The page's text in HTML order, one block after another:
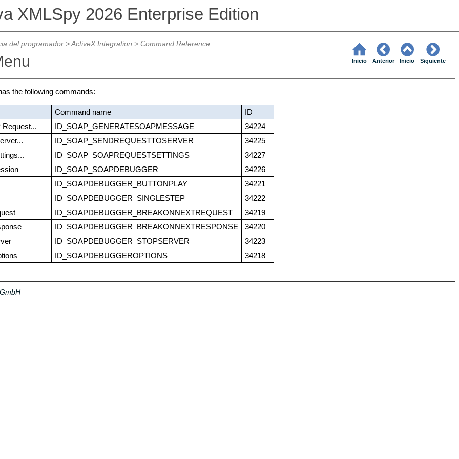
XMLSpy 2026 Enterprise Edition
del programador>ActiveX Integration > Command Reference
Inicio Anterior Inicio Siguiente
the following commands:
Command name
ID
ID_SOAP_GENERATESOAPMESSAGE
34224
ID_SOAP_SENDREQUESTTOSERVER
34225
ID_SOAP_SOAPREQUESTSETTINGS
34227
ID_SOAP_SOAPDEBUGGER
34226
ID_SOAPDEBUGGER_BUTTONPLAY
34221
ID_SOAPDEBUGGER_SINGLESTEP
34222
ID_SOAPDEBUGGER_BREAKONNEXTREQUEST
34219
ID_SOAPDEBUGGER_BREAKONNEXTRESPONSE
34220
ID_SOAPDEBUGGER_STOPSERVER
34223
ID_SOAPDEBUGGEROPTIONS 34218